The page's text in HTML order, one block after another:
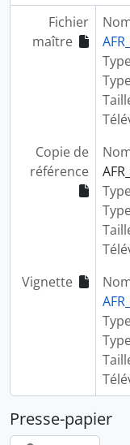
Fichier
maître
Copie de
référence
Vignette
Presse-papier